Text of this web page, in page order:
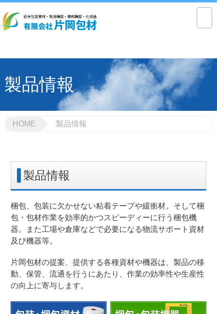
製品情報
HOME 製品情報
製品情報
梱包、包装に欠かせない粘着テープや緩衝材。そして梱
包・包材作業を効率的かつスピーディーに行う梱包機
器。また工場や倉庫などで必要になる物流サポート資材
及び機器等。
片岡包材の提案、提供する各種資材や機器は、製品の移
動、保管、流通を行うにあたり、作業の効率性や生産性
の向上に寄与します。